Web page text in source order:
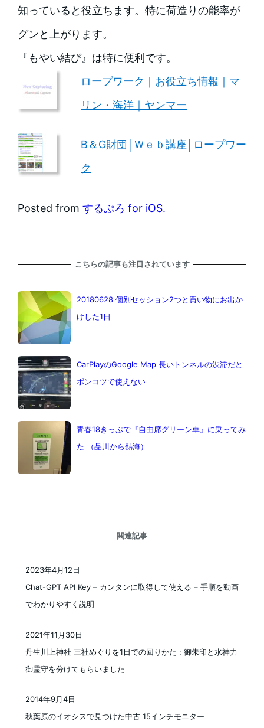
知っていると役立ちます。特に荷造りの能率が
グンと上がります。
『もやい結び』は特に便利です。
ロープワーク｜お役立ち情報｜マ
リン・海洋｜ヤンマー
B＆G財団│Ｗｅｂ講座│ロープワー
ク
Posted from するぷろ for iOS.
こちらの記事も注目されています
20180628 個別セッション2つと買い物にお出か
けした1日
CarPlayのGoogle Map 長いトンネルの渋滞だと
ポンコツで使えない
青春18きっぷで『自由席グリーン車』に乗ってみ
た （品川から熱海）
関連記事
Chat-GPT API Key – カンタンに取得して使える – 手順を動画
でわかりやすく説明
2023年4月12日
丹生川上神社 三社めぐりを1日での回りかた : 御朱印と水神力
御霊守を分けてもらいました
2021年11月30日
秋葉原のイオシスで見つけた中古 15インチモニター
2014年9月4日